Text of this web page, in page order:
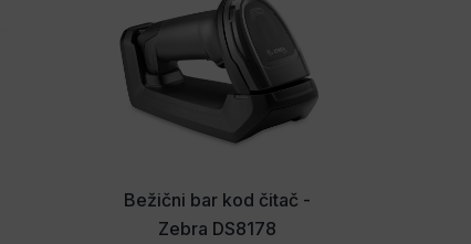
Bežični bar kod čitač -
Zebra DS8178